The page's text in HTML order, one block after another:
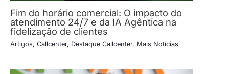
Fim do horário comercial: O impacto do
atendimento 24/7 e da IA Agêntica na
fidelização de clientes
Artigos, Callcenter, Destaque Callcenter, Mais Notícias